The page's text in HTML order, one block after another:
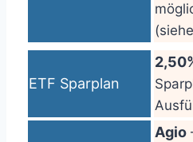
(siehe
ETF Sparplan
Agio